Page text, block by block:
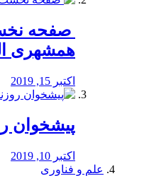
صفحه
همشهری
اکتبر 15, 2019
پیشخوان
اکتبر 10, 2019
علم و فناوری